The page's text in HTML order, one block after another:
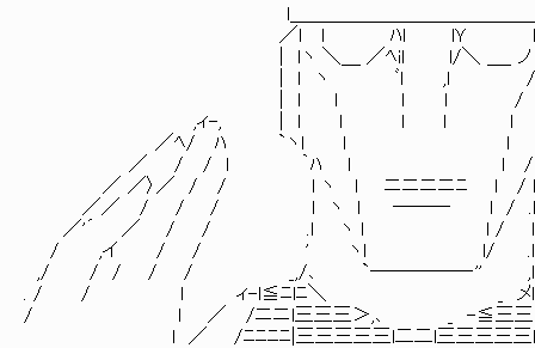
／l l ﾊl lＹ l l
| ｌヽ ＼＿ ／ﾍil l/＼ ＿_ ノ /
| ｌ ヽ ﾞl ,l / .l l 「 いでよ、『
| ｌ l l ｌ / l
,ィ-, | l ｌ l l ｌ l
／ﾍ/ ﾊ `ヽl l l l
／ / / l ｀ﾊ l l /l 【 ☆４
／ ／〉／ / / l ヽ l ニニニニﾆ l / l
／／ / / / ｌ ヽ l ――― l / .l ◇ＡＴＫ
／'´ ／ / / .l ヽ l l / l
/ ,イ / / ' ヽl l/ .l
,/ / / / / _,/､ `―――――‐'' ,l
. / / l ィ-l≦ﾆlﾆ＼ _ メl三
/ l ／ /ニニl三三三＞,､ _ -≦三三l三三
l ／ /ﾆﾆﾆﾆ|三三三三三l二二l三三三三三l二二